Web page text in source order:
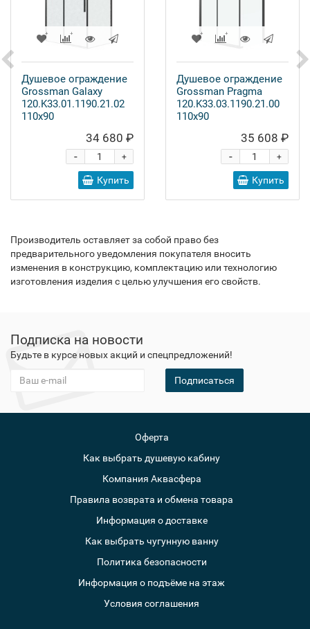
Душевое ограждение
Grossman Galaxy
120.K33.01.1190.21.02
110x90
34 680 ₽
+
-
Купить
Душевое ограждение
Grossman Pragma
120.K33.03.1190.21.00
110x90
35 608 ₽
+
-
Купить
Производитель оставляет за собой право без
предварительного уведомления покупателя вносить
изменения в конструкцию, комплектацию или технологию
изготовления изделия с целью улучшения его свойств.
Подписка на новости
Будьте в курсе новых акций и спецпредложений!
Подписаться
Оферта
Как выбрать душевую кабину
Компания Аквасфера
Правила возврата и обмена товара
Информация о доставке
Как выбрать чугунную ванну
Политика безопасности
Информация о подъёме на этаж
Условия соглашения